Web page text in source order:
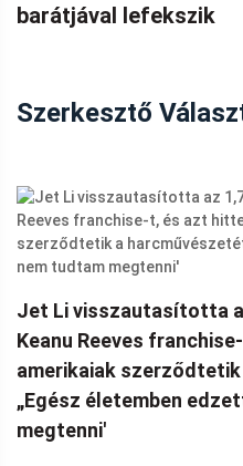
barátjával lefekszik
Szerkesztő
Jet Li visszautasította
Keanu Reeves
amerikaiak
„Egész életemben
megtenni'